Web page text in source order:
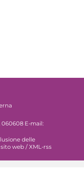
060608 E-mail:
delle
web /XML-rss